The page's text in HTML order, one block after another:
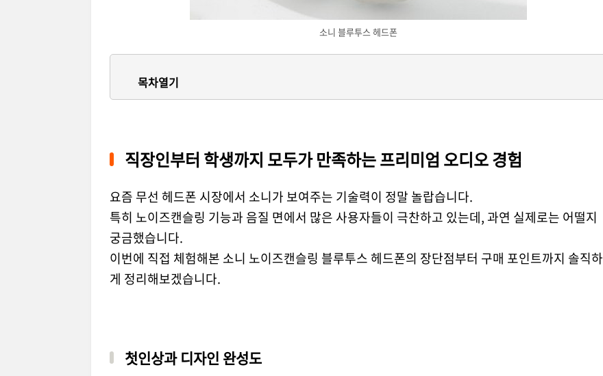
소니 블루투스 헤드폰
목차열기
직장인부터 학생까지 모두가 만족하는 프리미엄 오디오 경험
요즘 무선 헤드폰 시장에서 소니가 보여주는 기술력이 정말 놀랍습니다.
특히 노이즈캔슬링 기능과 음질 면에서 많은 사용자들이 극찬하고 있는데, 과연 실제로는 어떨지
궁금했습니다.
이번에 직접 체험해본 소니 노이즈캔슬링 블루투스 헤드폰의 장단점부터 구매 포인트까지 솔직하
게 정리해보겠습니다.
첫인상과 디자인 완성도